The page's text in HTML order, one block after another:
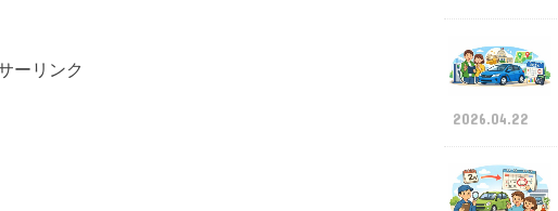
ーリンク
2026.04.22